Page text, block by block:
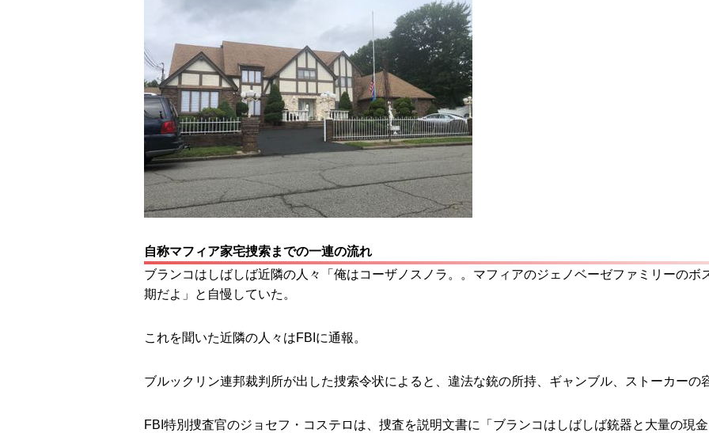
自称マフィア家宅捜索までの一連の流れ
ブランコはしばしば近隣の人々「俺はコーザノスノラ。。マフィアのジェノベーゼファミリーのボ
期だよ」と自慢していた。
これを聞いた近隣の人々はFBIに通報。
ブルックリン連邦裁判所が出した捜索令状によると、違法な銃の所持、ギャンブル、ストーカーの
FBI特別捜査官のジョセフ・コステロは、捜査を説明文書に「ブランコはしばしば銃器と大量の現